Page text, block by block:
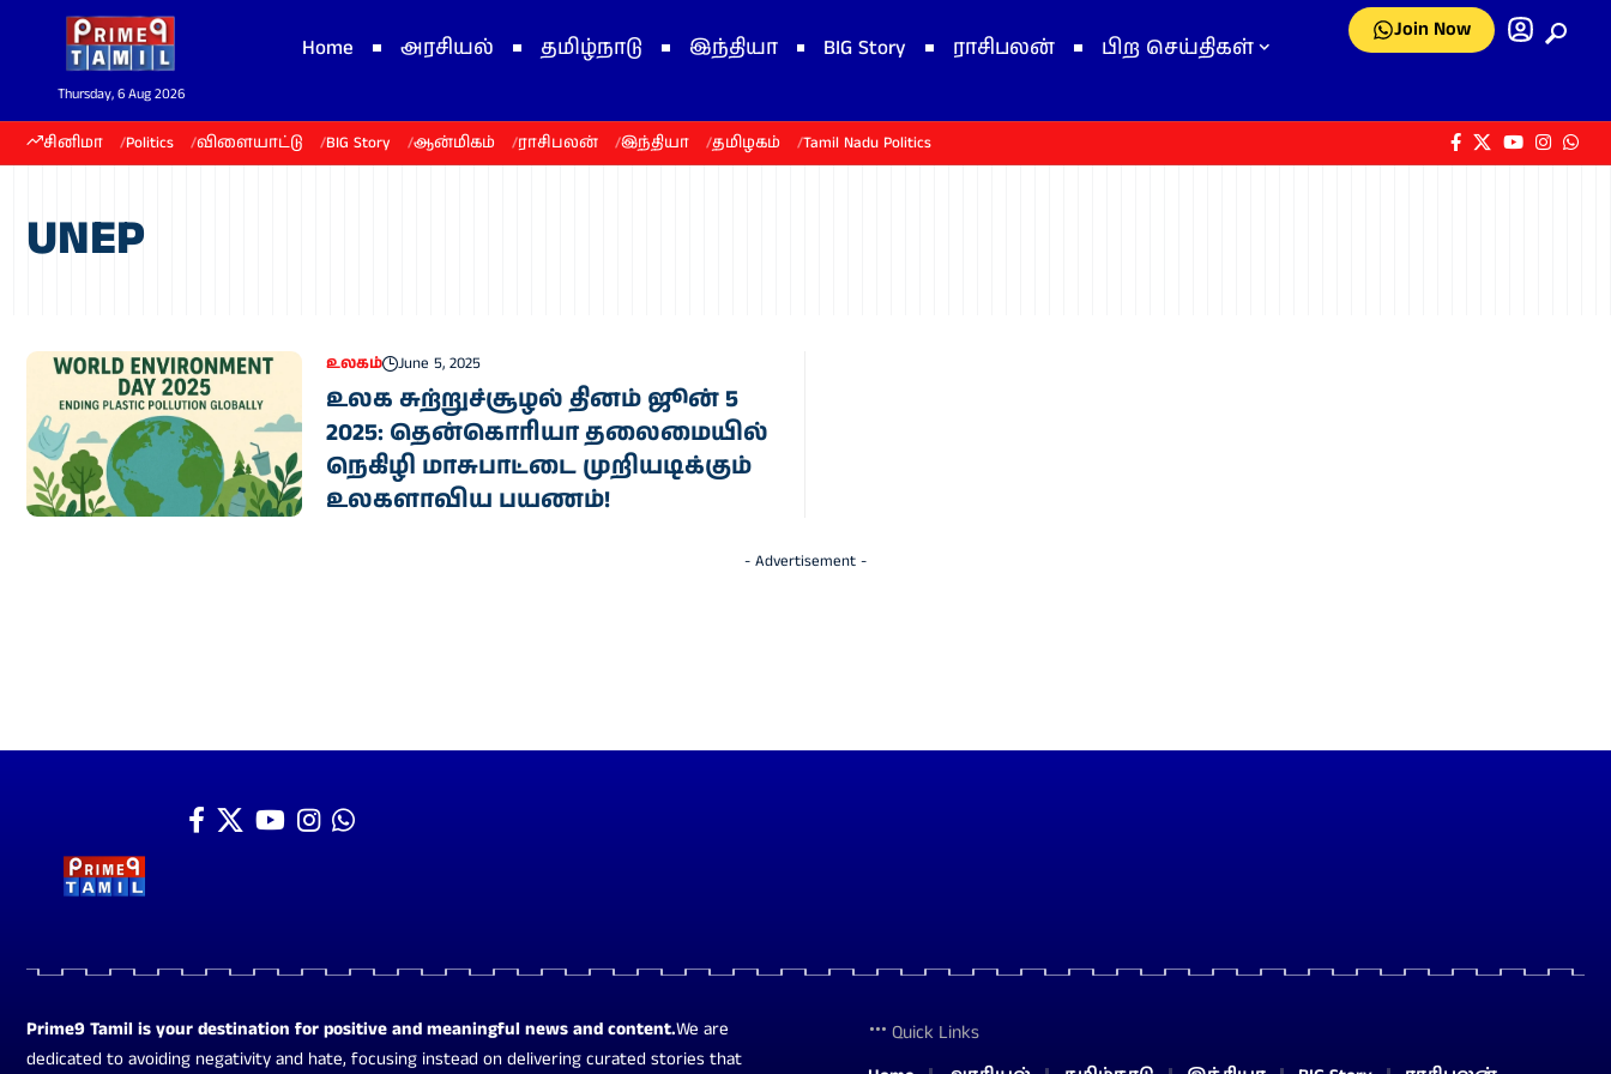
Thursday, 6 Aug 2026
Home அரசியல் தமிழ்நாடு இந்தியா BIG Story ராசிபலன் பிற செய்திகள்
Join Now
சினிமா Politics விளையாட்டு BIG Story ஆன்மிகம் ராசிபலன் இந்தியா தமிழகம் Tamil Nadu Politics
UNEP
உலகம் June 5, 2025
உலக சுற்றுச்சூழல் தினம் ஜூன் 5
2025: தென்கொரியா தலைமையில்
நெகிழி மாசுபாட்டை முறியடிக்கும்
உலகளாவிய பயணம்!
- Advertisement -
Prime9 Tamil is your destination for positive and meaningful news and content.We are
dedicated to avoiding negativity and hate, focusing instead on delivering curated stories that
Quick Links